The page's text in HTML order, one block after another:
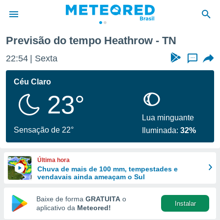
da
fornecidas
a este
das
e
forma
digital
Previsão do tempo Heathrow - TN
22:54 Sexta ...
Céu Claro
23°
Sensação de 22°
Lua minguante
Iluminada:32%
Última hora
Chuva de mais de 100 mm, tempestades e
vendavais ainda ameaçam o Sul
Baixe de forma GRATUITA o
aplicativo da Meteored!
Instalar